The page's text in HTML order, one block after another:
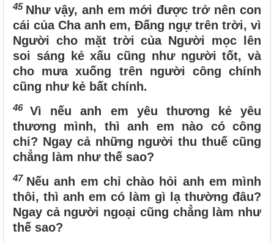
45 Như vậy, anh em mới được trở nên con
cái của Cha anh em, Đấng ngự trên trời, vì
Người cho mặt trời của Người mọc lên
soi sáng kẻ xấu cũng như người tốt, và
cho mưa xuống trên người công chính
cũng như kẻ bất chính.
46
Vì nếu anh em yêu thương kẻ yêu
thương mình, thì anh em nào có công
chi? Ngay cả những người thu thuế cũng
chẳng làm như thế sao?
47 Nếu anh em chỉ chào hỏi anh em mình
thôi, thì anh em có làm gì lạ thường đâu?
Ngay cả người ngoại cũng chẳng làm như
thế sao?